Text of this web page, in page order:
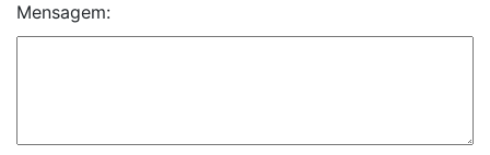
Mensagem: